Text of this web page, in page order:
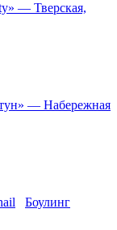
— Тверская,
— Набережная
Боулинг